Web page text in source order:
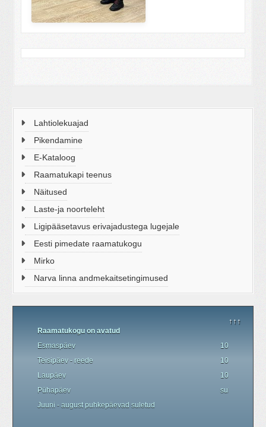
↑↑↑
Raamatukogu on avatud
Esmaspäev
10.00 - 19.00
Teisipäev - reede
10.00 - 18.00
Laupäev
10.00 - 17.00
Pühapäev
suletud
Juuni - augustpuhkepäevad suletud
Lahtiolekuajad
Pikendamine
E-Kataloog
Raamatukapi teenus
Näitused
Laste-ja noorteleht
Ligipääsetavus erivajadustega lugejale
Eesti pimedate raamatukogu
Mirko
Narva linna andmekaitsetingimused